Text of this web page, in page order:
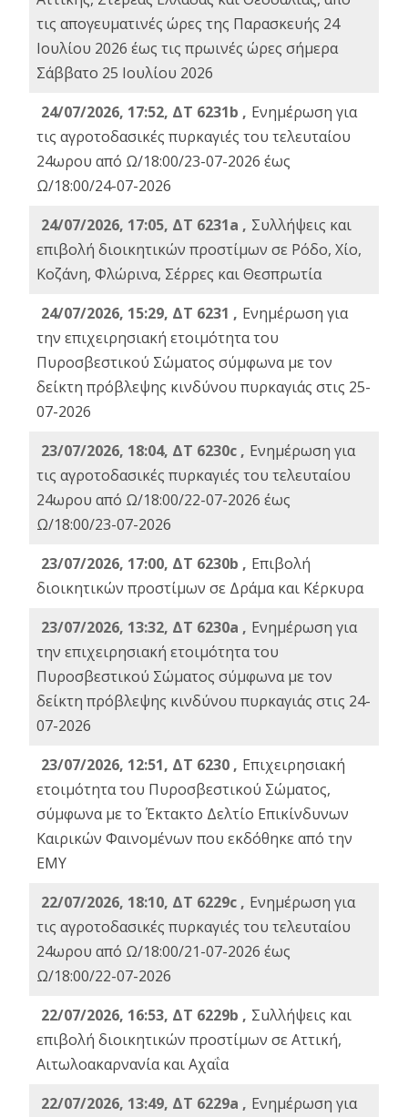
τις απογευματινές ώρες της Παρασκευής 24
Ιουλίου 2026 έως τις πρωινές ώρες σήμερα
Σάββατο 25 Ιουλίου 2026
24/07/2026, 17:52, ΔΤ 6231b , Ενημέρωση για
τις αγροτοδασικές πυρκαγιές του τελευταίου
24ωρου από Ω/18:00/23-07-2026 έως
Ω/18:00/24-07-2026
24/07/2026, 17:05, ΔΤ 6231a , Συλλήψεις και
επιβολή διοικητικών προστίμων σε Ρόδο, Χίο,
Κοζάνη, Φλώρινα, Σέρρες και Θεσπρωτία
24/07/2026, 15:29, ΔΤ 6231 , Ενημέρωση για
την επιχειρησιακή ετοιμότητα του
Πυροσβεστικού Σώματος σύμφωνα με τον
δείκτη πρόβλεψης κινδύνου πυρκαγιάς στις 25-
07-2026
23/07/2026, 18:04, ΔΤ 6230c , Ενημέρωση για
τις αγροτοδασικές πυρκαγιές του τελευταίου
24ωρου από Ω/18:00/22-07-2026 έως
Ω/18:00/23-07-2026
23/07/2026, 17:00, ΔΤ 6230b , Επιβολή
διοικητικών προστίμων σε Δράμα και Κέρκυρα
23/07/2026, 13:32, ΔΤ 6230a , Ενημέρωση για
την επιχειρησιακή ετοιμότητα του
Πυροσβεστικού Σώματος σύμφωνα με τον
δείκτη πρόβλεψης κινδύνου πυρκαγιάς στις 24-
07-2026
23/07/2026, 12:51, ΔΤ 6230 , Επιχειρησιακή
ετοιμότητα του Πυροσβεστικού Σώματος,
σύμφωνα με το Έκτακτο Δελτίο Επικίνδυνων
Καιρικών Φαινομένων που εκδόθηκε από την
ΕΜΥ
22/07/2026, 18:10, ΔΤ 6229c , Ενημέρωση για
τις αγροτοδασικές πυρκαγιές του τελευταίου
24ωρου από Ω/18:00/21-07-2026 έως
Ω/18:00/22-07-2026
22/07/2026, 16:53, ΔΤ 6229b , Σuλλήψεις και
επιβολή διοικητικών προστίμων σε Αττική,
Αιτωλοακαρνανία και Αχαΐα
22/07/2026, 13:49, ΔΤ 6229a , Ενημέρωση για